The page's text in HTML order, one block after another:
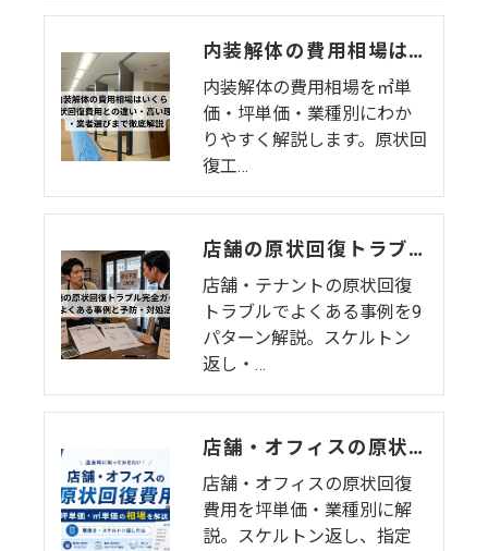
内装解体の費用相場はいくら？原状回復費用との違い・高い理由・業者選びまで徹底解説
内装解体の費用相場を㎡単
価・坪単価・業種別にわか
りやすく解説します。原状回
復工…
店舗の原状回復トラブル完全ガイド｜よくある事例9選と予防・対処法
店舗・テナントの原状回復
トラブルでよくある事例を9
パターン解説。スケルトン
返し・…
店舗・オフィスの原状回復費用の相場はいくら？坪単価・業種別の内訳と費用を抑えるコツを徹底解説【2026年版】
店舗・オフィスの原状回復
費用を坪単価・業種別に解
説。スケルトン返し、指定